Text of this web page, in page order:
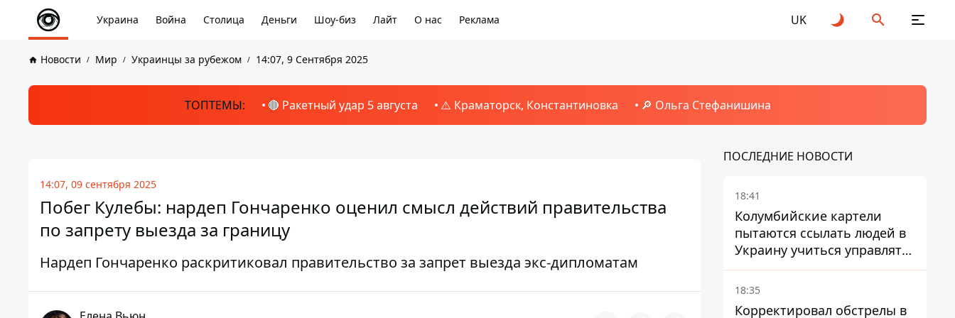
Украина Война Столица Деньги Шоу-биз Лайт О нас Реклама UK
Новости Мир Украинцы за рубежом 14:07, 9 Сентября 2025
ТОПТЕМЫ: 🔴 Ракетный удар 5 августа ⚠️ Краматорск, Константиновка 🔎 Ольга Стефанишина
14:07, 09 сентября 2025
Побег Кулебы: нардеп Гончаренко оценил смысл действий правительства
по запрету выезда за границу
Нардеп Гончаренко раскритиковал правительство за запрет выезда экс-дипломатам
ПОСЛЕДНИЕ НОВОСТИ
18:41
Колумбийские картели
пытаются ссылать людей в
Украину учиться управлять
дронами - FT
18:35
Корректировал обстрелы в